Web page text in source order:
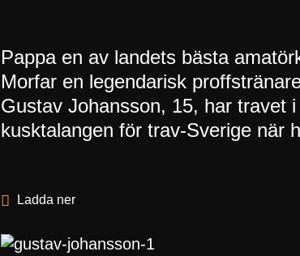
Pappa en av landets bästa
Morfar en legendarisk
Gustav Johansson, 15, har travet
kusktalangen för trav-Sverige när
Ladda ner